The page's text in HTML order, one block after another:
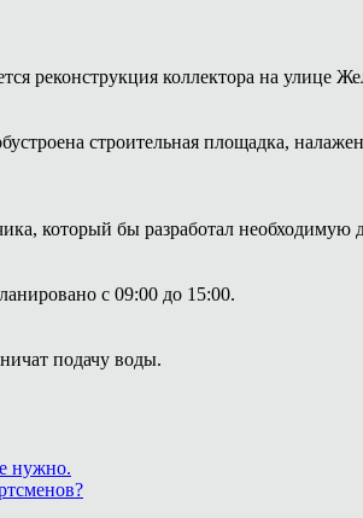
реконструкция коллектора на улице
строительная площадка,
который бы разработал необходимую
с 09:00 до 15:00.
подачу воды.
нужно.